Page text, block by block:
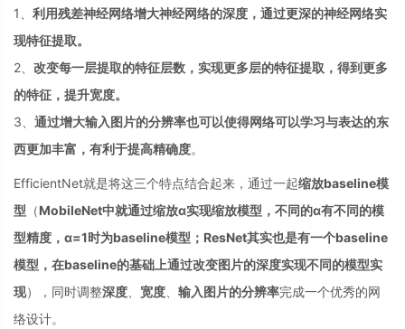
1、 利用残差神经网络增大神经网络的深度，通过更深的神经网络实
现特征提取。
2、 改变每一层提取的特征层数，实现更多层的特征提取，得到更多
的特征，提升宽度。
3、 通过增大输入图片的分辨率也可以使得网络可以学习与表达的东
西更加丰富，有利于提高精确度。
EfficientNet就是将这三个特点结合起来，通过一起缩放baseline模
型 （MobileNet中就通过缩放α实现缩放模型，不同的α有不同的模
型精度，α=1时为baseline模型；ResNet其实也是有一个baseline
模型，在baseline的基础上通过改变图片的深度实现不同的模型实
现），同时调整深度 宽度 输入图片的分辨率完成一个优秀的网
络设计。